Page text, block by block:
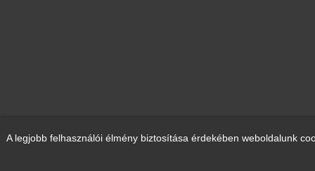
A legjobb felhasználói élmény biztosítása érdekében weboldalunk